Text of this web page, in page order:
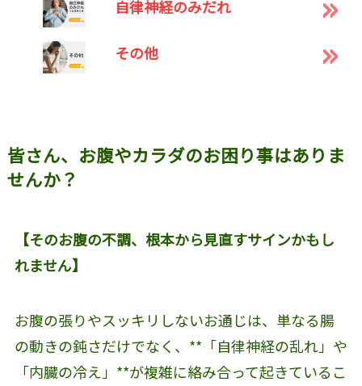
自律神経のみだれ
その他
皆さん、お腹やカラダのお困り事はありま
せんか？
【そのお腹の不調、根本から見直すサインかもし
れません】
お腹の張りやスッキリしないお通じは、単なる腸
の動きの鈍さだけでなく、**「自律神経の乱れ」や
「内臓の冷え」**が複雑に絡み合って起きているこ